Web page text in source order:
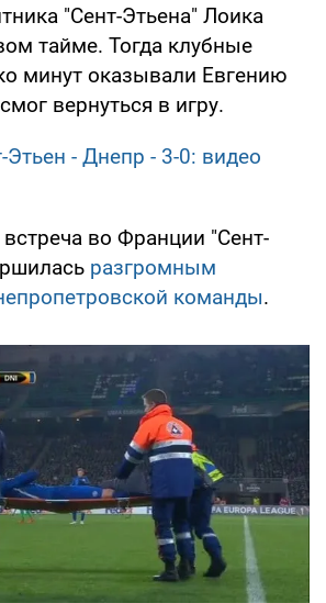
"Сент-Этьена" Лоика
тайме. Тогда клубные
минут оказывали Евгению
вернуться в игру.
Этьен - Днепр - 3-0: видео
во Франции "Сент-
разгромным
команды.